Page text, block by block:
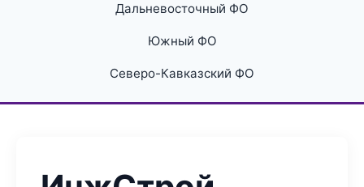
Дальневосточный ФО
Южный ФО
Северо-Кавказский ФО